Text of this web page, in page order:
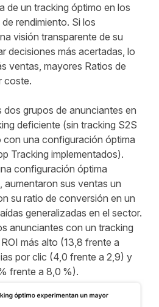
de un tracking óptimo en los
rendimiento. Si los
visión transparente de su
decisiones más acertadas, lo
ventas, mayores Ratios de
coste.
dos grupos de anunciantes en
deficiente (sin tracking S2S
una configuración óptima
Tracking implementados).
configuración óptima
sus ventas un
su ratio de conversión en un
generalizadas en el sector.
anunciantes con un tracking
más alto (13,8 frente a
por clic (4,0 frente a 2,9) y
frente a 8,0 %).